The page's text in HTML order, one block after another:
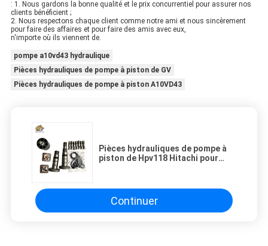
: 1. Nous gardons la bonne qualité et le prix concurrentiel pour assurer nos
clients bénéficient ;
2. Nous respectons chaque client comme notre ami et nous sincèrement
pour faire des affaires et pour faire des amis avec eux,
n'importe où ils viennent de.
pompe a10vd43 hydraulique
Pièces hydrauliques de pompe à piston de GV
Pièces hydrauliques de pompe à piston A10VD43
Pièces hydrauliques de pompe à
piston de Hpv118 Hitachi pour
Continuer